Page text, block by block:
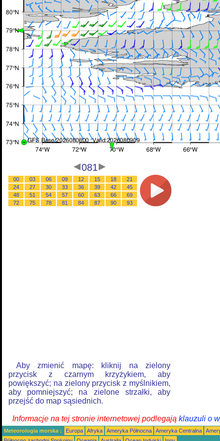
081
00 03 06 09 12 15 18
21
24
27 30 33 36 39 42
45
48
51 54 57 60 63 66
69
72
75 78 81 84 87 90 93
Aby zmienić mapę: kliknij na zielony
przycisk z czarnym krzyżykiem, aby
powiększyć; na zielony przycisk z myślnikiem,
aby pomniejszyć; na zielone strzałki, aby
przejść do map sąsiednich.
Informacje na tej stronie internetowej podlegają klauzuli o
Meteorologia morska : Europa Afryka Ameryka Północna Ameryka Centralna